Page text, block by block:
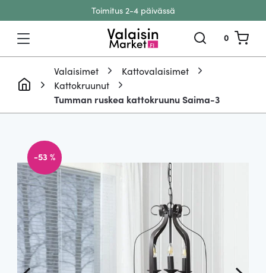
Toimitus 2-4 päivässä
Siirry sisältöön 0
Valaisimet
Kattovalaisimet
Kattokruunut
Tumman ruskea kattokruunu Saima-3
-53 %